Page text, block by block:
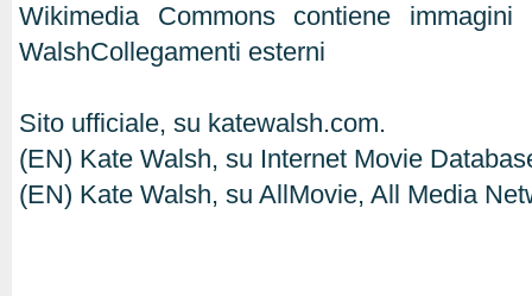
Wikimedia Commons contiene
WalshCollegamenti esterni
Sito ufficiale, su katewalsh.com.
(EN) Kate Walsh, su Internet Movie
(EN) Kate Walsh, su AllMovie, All Media